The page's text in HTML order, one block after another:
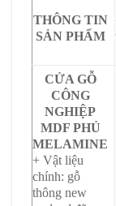
THÔNG TIN
SẢN PHẨM
CỬA GỖ
CÔNG
NGHIỆP
MDF PHỦ
MELAMINE
+ Vật liệu
chính: gỗ
thông new